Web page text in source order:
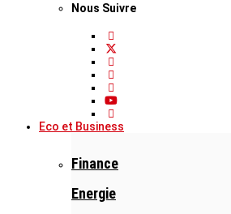
Nous Suivre
Eco et Business
Finance
Energie